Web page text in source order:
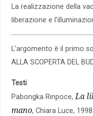
La realizzazione della
liberazione e
L’argomento è il primo
ALLA SCOPERTA DEL
Testi
Pabongka Rinpoce,La
mano, Chiara Luce,